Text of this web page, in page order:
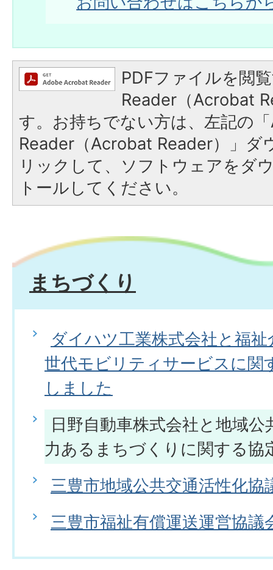
PDFファイルを閲
Reader（Acrobat
す。お持ちでない方は、左記の
Reader（Acrobat Reader）」ダ
リックして、ソフトウェアをダ
トールしてください。
まちづくり
ダイハツ工業株式会社と福
世代モビリティサービスに関
しました
日野自動車株式会社と地域
力あるまちづくりに関する協
三豊市地域公共交通活性化協
三豊市福祉有償運送運営協議